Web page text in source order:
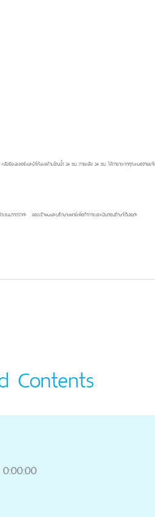
ยิงเลเซอร์แนะนำให้แผลห้ามโดนน้ำ 24 ชม. ภายหลัง 24 ชม. ให้ทายา(หากคุณหมอจ่าย
เจนมากกว่าค่ะ ลองเข้าพบและปรึกษาแพทย์เพื่อทำการประเมินก่อนรักษาได้เลยค่ะ
Contents